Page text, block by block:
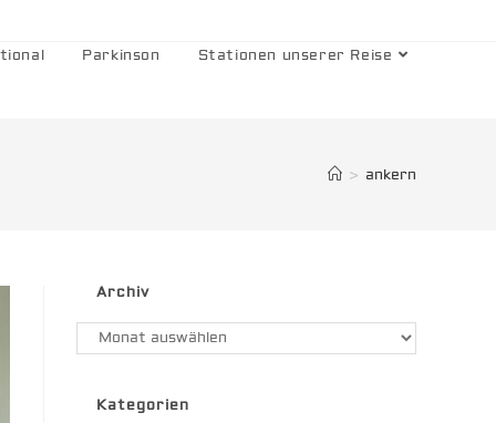
Parkinson Stationen unserer Reise
> ankern
Archiv
Archiv
Kategorien